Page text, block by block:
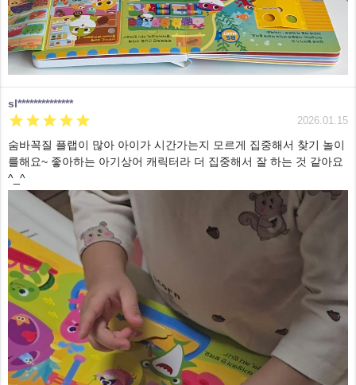
sl**************
 2026.01.15
숨바꼭질 플랩이 많아 아이가 시간가는지 모르게 집중해서 찾기 놀이
를해요~ 좋아하는 아기상어 캐릭터라 더 집중해서 잘 하는 것 같아요
^_^